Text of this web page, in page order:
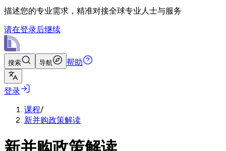
描述您的专业需求，精准对接全球专业人士与服务
请在登录后继续
搜索 导航 帮助
登录
课程/
新并购政策解读